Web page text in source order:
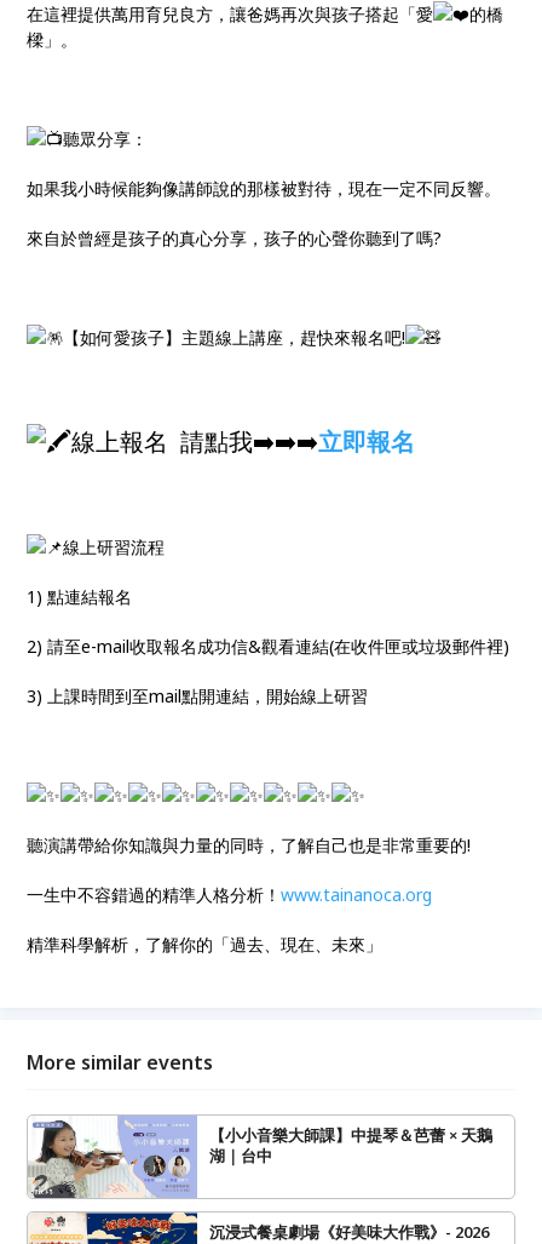
在這裡提供萬用育兒良方，讓爸媽再次與孩子搭起「愛
的橋
樑」。
聽眾分享：
如果我小時候能夠像講師說的那樣被對待，現在一定不同反響。
來自於曾經是孩子的真心分享，孩子的心聲你聽到了嗎?
【如何愛孩子】主題線上講座，趕快來報名吧!
線上報名 請點我➡️➡️➡️立即報名
線上研習流程
1) 點連結報名
2) 請至e-mail收取報名成功信&觀看連結(在收件匣或垃圾郵件裡)
3) 上課時間到至mail點開連結，開始線上研習
聽演講帶給你知識與力量的同時，了解自己也是非常重要的!
一生中不容錯過的精準人格分析！www.tainanoca.org
精準科學解析，了解你的「過去、現在、未來」
More similar events
【小小音樂大師課】中提琴＆芭蕾 × 天鵝
湖｜台中
沉浸式餐桌劇場《好美味大作戰》- 2026